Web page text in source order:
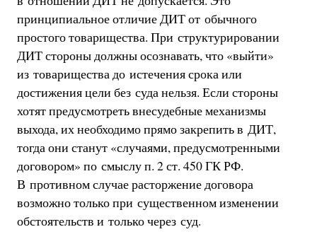
принципиальное отличие ДИТ от обычного
простого товарищества. При структурировании
ДИТ стороны должны осознавать, что «выйти»
из товарищества до истечения срока или
достижения цели без суда нельзя. Если стороны
хотят предусмотреть внесудебные механизмы
выхода, их необходимо прямо закрепить в ДИТ,
тогда они станут «случаями, предусмотренными
договором» по смыслу п. 2 ст. 450 ГК РФ.
В противном случае расторжение договора
возможно только при существенном изменении
обстоятельств и только через суд.